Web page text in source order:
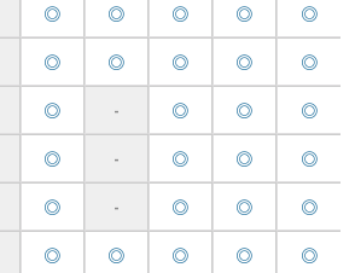
◎ ◎ ◎ ◎ ◎
◎ ◎ ◎ ◎ ◎
◎ - ◎ ◎ ◎
◎ - ◎ ◎ ◎
◎ - ◎ ◎ ◎
◎ ◎ ◎ ◎ ◎